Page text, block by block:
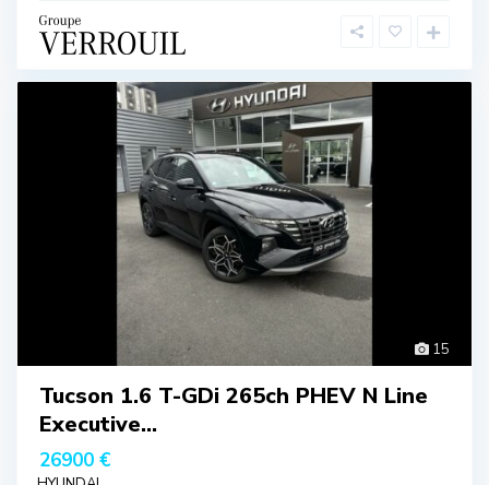
15
Tucson 1.6 T-GDi 265ch PHEV N Line
Executive...
26900 €